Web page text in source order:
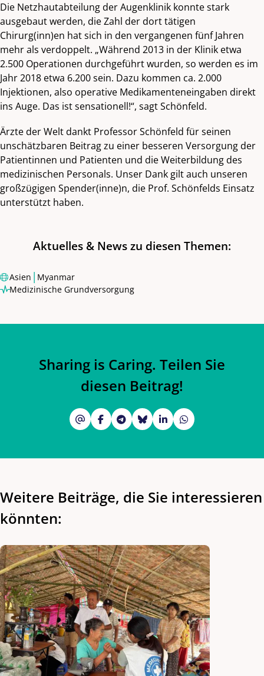
Die Netzhautabteilung der Augenklinik konnte stark
ausgebaut werden, die Zahl der dort tätigen
Chirurg(inn)en hat sich in den vergangenen fünf Jahren
mehr als verdoppelt. „Während 2013 in der Klinik etwa
2.500 Operationen durchgeführt wurden, so werden es im
Jahr 2018 etwa 6.200 sein. Dazu kommen ca. 2.000
Injektionen, also operative Medikamenteneingaben direkt
ins Auge. Das ist sensationell!“, sagt Schönfeld.
Ärzte der Welt dankt Professor Schönfeld für seinen
unschätzbaren Beitrag zu einer besseren Versorgung der
Patientinnen und Patienten und die Weiterbildung des
medizinischen Personals. Unser Dank gilt auch unseren
großzügigen Spender(inne)n, die Prof. Schönfelds Einsatz
unterstützt haben.
Aktuelles & News zu diesen Themen:
Asien | Myanmar
Medizinische Grundversorgung
Sharing is Caring. Teilen Sie
diesen Beitrag!
Weitere Beiträge, die Sie interessieren
könnten: